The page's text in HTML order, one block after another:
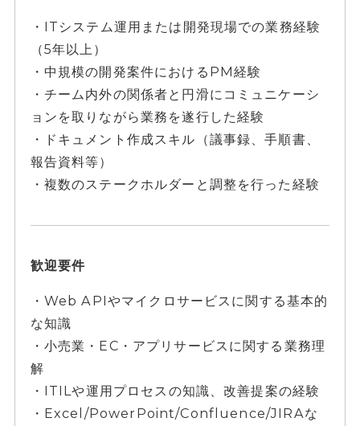
・ITシステム運用または開発現場での業務経験
（5年以上）
・中規模の開発案件におけるPM経験
・チーム内外の関係者と円滑にコミュニケーシ
ョンを取りながら業務を遂行した経験
・ドキュメント作成スキル（議事録、手順書、
報告資料等）
・複数のステークホルダーと調整を行った経験
歓迎要件
・Web APIやマイクロサービスに関する基本的
な知識
・小売業・EC・アプリサービスに関する業務理
解
・ITILや運用プロセスの知識、改善提案の経験
・Excel/PowerPoint/Confluence/JIRAな